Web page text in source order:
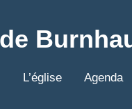
L’église Agenda